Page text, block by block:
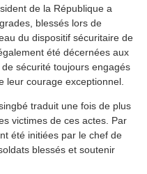
de la République a
blessés lors de
du dispositif sécuritaire de
été décernées aux
sécurité toujours engagés
leur courage exceptionnel.
traduit une fois de plus
victimes de ces actes. Par
été initiées par le chef de
blessés et soutenir